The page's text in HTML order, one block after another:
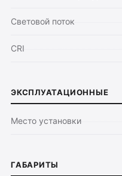
Световой поток
CRI
ЭКСПЛУАТАЦИОННЫЕ
Место установки
ГАБАРИТЫ